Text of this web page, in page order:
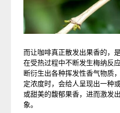
而让咖啡真正散发出果香的，
在受热过程中不断发生梅纳反
断衍生出各种挥发性香气物质
定浓度时，会给人呈现出一种
或甜美的馥郁果香，进而激发
象。